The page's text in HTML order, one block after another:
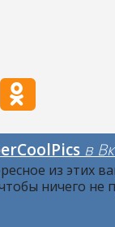
в
из этих
ничего не